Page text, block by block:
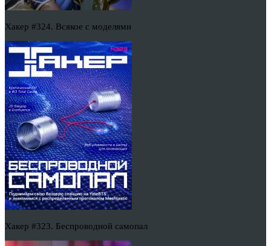
Хакер #324. Всякое с моделями
Хакер #323. Беспроводной самопал